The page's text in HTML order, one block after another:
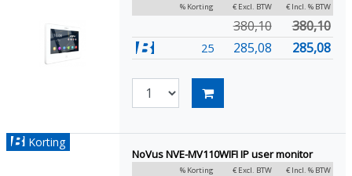
% Korting € Excl. BTW € Incl. % BTW
380,10 380,10
25 285,08 285,08
Korting
NoVus NVE-MV110WIFI IP user monitor
% Korting € Excl. BTW € Incl. % BTW